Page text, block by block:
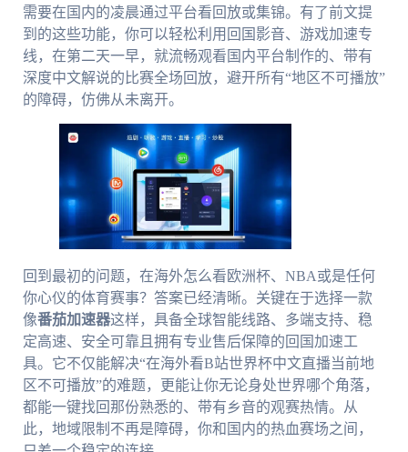
需要在国内的凌晨通过平台看回放或集锦。有了前文提
到的这些功能，你可以轻松利用回国影音、游戏加速专
线，在第二天一早，就流畅观看国内平台制作的、带有
深度中文解说的比赛全场回放，避开所有“地区不可播放”
的障碍，仿佛从未离开。
回到最初的问题，在海外怎么看欧洲杯、NBA或是任何
你心仪的体育赛事？答案已经清晰。关键在于选择一款
像番茄加速器这样，具备全球智能线路、多端支持、稳
定高速、安全可靠且拥有专业售后保障的回国加速工
具。它不仅能解决“在海外看B站世界杯中文直播当前地
区不可播放”的难题，更能让你无论身处世界哪个角落，
都能一键找回那份熟悉的、带有乡音的观赛热情。从
此，地域限制不再是障碍，你和国内的热血赛场之间，